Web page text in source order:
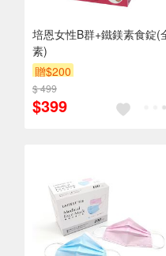
培恩女性B群+鐵鎂素食錠(
素)
贈$200
$ 499
$399